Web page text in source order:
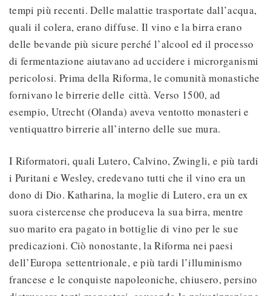
tempi più recenti. Delle malattie trasportate dall’acqua,
quali il colera, erano diffuse. Il vino e la birra erano
delle bevande più sicure perché l’alcool ed il processo
di fermentazione aiutavano ad uccidere i microrganismi
pericolosi. Prima della Riforma, le comunità monastiche
fornivano le birrerie delle città. Verso 1500, ad
esempio, Utrecht (Olanda) aveva ventotto monasteri e
ventiquattro birrerie all’interno delle sue mura.
I Riformatori, quali Lutero, Calvino, Zwingli, e più tardi
i Puritani e Wesley, credevano tutti che il vino era un
dono di Dio. Katharina, la moglie di Lutero, era un ex
suora cistercense che produceva la sua birra, mentre
suo marito era pagato in bottiglie di vino per le sue
predicazioni. Ciò nonostante, la Riforma nei paesi
dell’Europa settentrionale, e più tardi l’illuminismo
francese e le conquiste napoleoniche, chiusero, persino